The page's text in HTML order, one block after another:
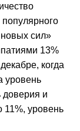
новых сил»
13%
когда
уровень
доверия и
уровень